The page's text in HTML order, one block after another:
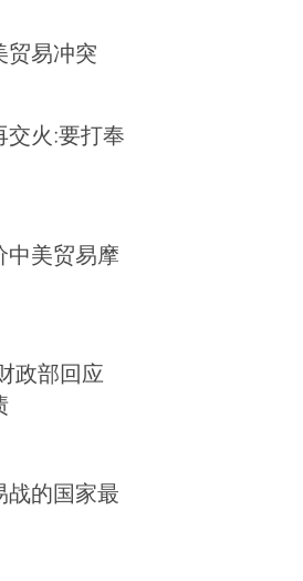
贸易冲突
交火:要打奉
中美贸易摩
政部回应
战的国家最